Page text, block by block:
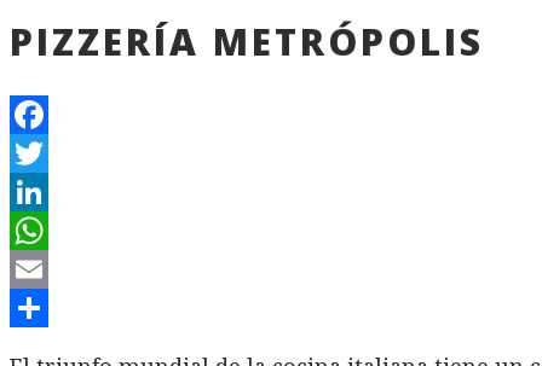
PIZZERÍA METRÓPOLIS
Facebook
Twitter
LinkedIn
WhatsApp
Email